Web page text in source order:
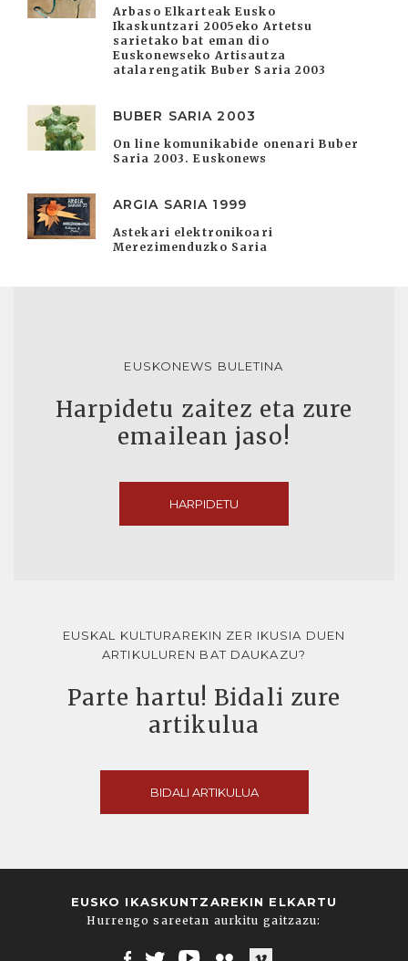
Arbaso Elkarteak Eusko
Ikaskuntzari 2005eko Artetsu
sarietako bat eman dio
Euskonewseko Artisautza
atalarengatik Buber Saria 2003
BUBER SARIA 2003
On line komunikabide onenari Buber
Saria 2003. Euskonews
ARGIA SARIA 1999
Astekari elektronikoari
Merezimenduzko Saria
EUSKONEWS BULETINA
Harpidetu zaitez eta zure
emailean jaso!
HARPIDETU
EUSKAL KULTURAREKIN ZER IKUSIA DUEN
ARTIKULUREN BAT DAUKAZU?
Parte hartu! Bidali zure
artikulua
BIDALI ARTIKULUA
EUSKO IKASKUNTZAREKIN ELKARTU
Hurrengo sareetan aurkitu gaitzazu: